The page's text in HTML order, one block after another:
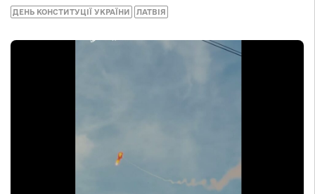
ДЕНЬ КОНСТИТУЦІЇ УКРАЇНИ ЛАТВІЯ